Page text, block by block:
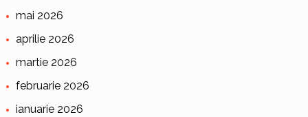
mai 2026
aprilie 2026
martie 2026
februarie 2026
ianuarie 2026